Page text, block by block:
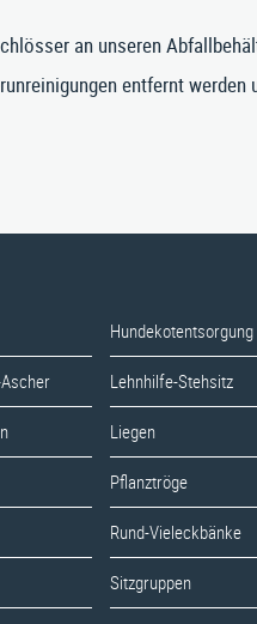
an unseren
entfernt
Hundekotentsorgung
Lehnhilfe-Stehsitz
Liegen
Pflanztröge
Rund-Vieleckbänke
Sitzgruppen